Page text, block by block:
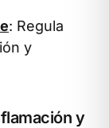
: Regula
y
y